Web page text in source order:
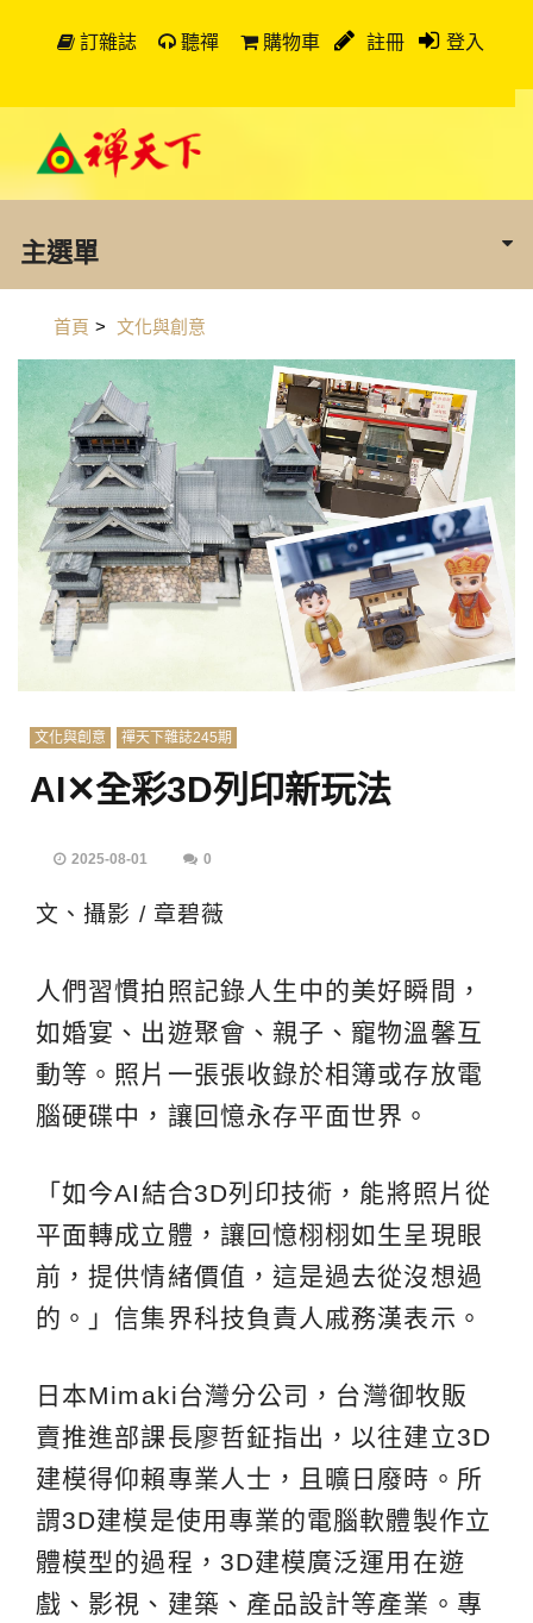
訂雜誌 聽禪 購物車 註冊 登入
主選單
首頁 > 文化與創意
文化與創意 禪天下雜誌245期
AI✕全彩3D列印新玩法
2025-08-01 0
文、攝影 / 章碧薇
人們習慣拍照記錄人生中的美好瞬間，
如婚宴、出遊聚會、親子、寵物溫馨互
動等。照片一張張收錄於相簿或存放電
腦硬碟中，讓回憶永存平面世界。
「如今AI結合3D列印技術，能將照片從
平面轉成立體，讓回憶栩栩如生呈現眼
前，提供情緒價值，這是過去從沒想過
的。」信集界科技負責人戚務漢表示。
日本Mimaki台灣分公司，台灣御牧販
賣推進部課長廖哲鉦指出，以往建立3D
建模得仰賴專業人士，且曠日廢時。所
謂3D建模是使用專業的電腦軟體製作立
體模型的過程，3D建模廣泛運用在遊
戲、影視、建築、產品設計等產業。專